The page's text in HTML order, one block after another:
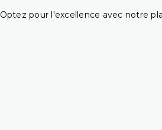
Optez pour l'excellence avec notre